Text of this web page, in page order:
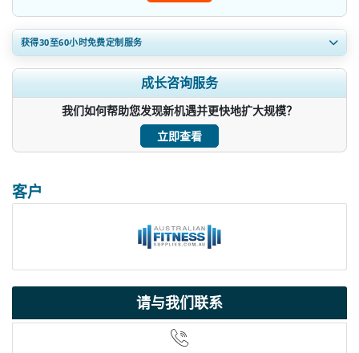
获得30至60小时免费定制服务
扩大区域和国家覆盖范围， 细分市场分析， 公司简介， 竞争基准分
析， 以及最终用户洞察。
立即定制
成长咨询服务
我们如何帮助您发现新机遇并更快地扩大规模？
立即查看
客户
请与我们联系